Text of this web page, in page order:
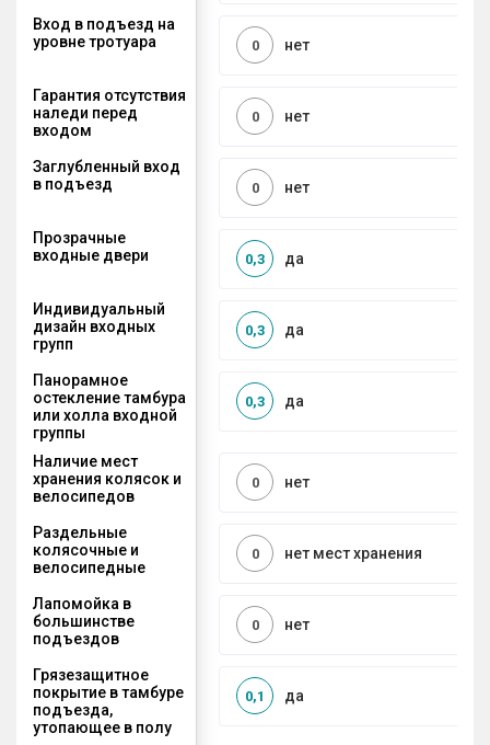
Вход в подъезд на
уровне тротуара
нет
0
Гарантия отсутствия
наледи перед
входом
нет
0
Заглубленный вход
в подъезд
нет
0
Прозрачные
входные двери
да
0,3
Индивидуальный
дизайн входных
групп
да
0,3
Панорамное
остекление тамбура
или холла входной
группы
да
0,3
Наличие мест
хранения колясок и
велосипедов
нет
0
Раздельные
колясочные и
велосипедные
нет мест хранения
0
Лапомойка в
большинстве
подъездов
нет
0
Грязезащитное
покрытие в тамбуре
подъезда,
утопающее в полу
да
0,1